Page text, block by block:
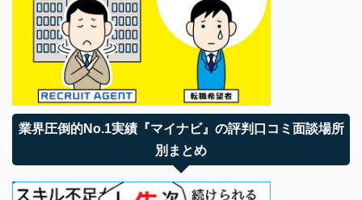
業界圧倒的No.1実績『マイナビ』の評判口コミ面談場所
別まとめ